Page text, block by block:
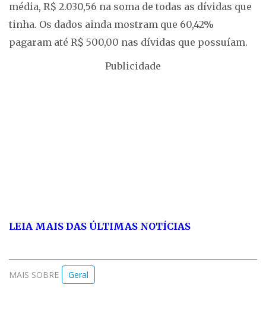
média, R$ 2.030,56 na soma de todas as dívidas que
tinha. Os dados ainda mostram que 60,42%
pagaram até R$ 500,00 nas dívidas que possuíam.
Publicidade
LEIA MAIS DAS ÚLTIMAS NOTÍCIAS
MAIS SOBRE Geral